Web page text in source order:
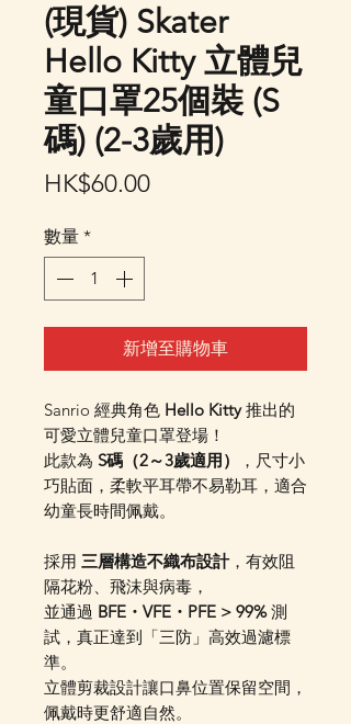
(現貨) Skater
Hello Kitty 立體兒
童口罩25個裝 (S
碼) (2-3歲用)
HK$60.00價
數量 *
新增至購物車
Sanrio 經典角色 Hello Kitty推出的
可愛立體兒童口罩登場！
此款為 S碼（2～3歲適用）
，尺寸小
巧貼面，柔軟平耳帶不易勒耳，適合
幼童長時間佩戴。
採用 三層構造不織布設計，有效阻
隔花粉、飛沫與病毒，
並通過 BFE・VFE・PFE > 99%測
試，真正達到「三防」高效過濾標
準。
立體剪裁設計讓口鼻位置保留空間，
佩戴時更舒適自然。